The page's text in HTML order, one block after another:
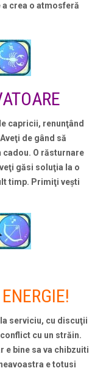
a crea o atmosferă
capricii, renunţând
de gând să
O răsturnare
găsi soluţia la o
timp. Primiţi veşti
serviciu, cu discuţii
cu un străin.
e bine sa va chibzuiti
e totusi